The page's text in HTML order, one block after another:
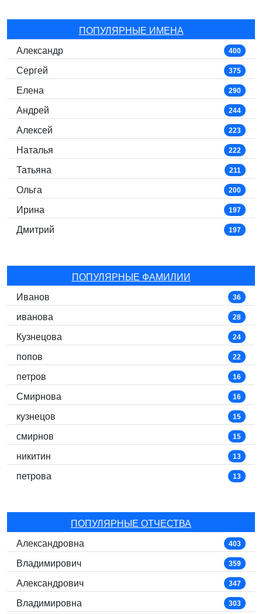
ПОПУЛЯРНЫЕ ИМЕНА
Александр
400
Сергей 375
Елена 290
Андрей 244
Алексей 223
Наталья 222
Татьяна 211
Ольга 200
Ирина 197
Дмитрий 197
ПОПУЛЯРНЫЕ ФАМИЛИИ
Иванов
36
иванова 28
Кузнецова 24
попов 22
петров 16
Смирнова 16
кузнецов 15
смирнов 15
никитин 13
петрова 13
ПОПУЛЯРНЫЕ ОТЧЕСТВА
Александровна
403
Владимирович 359
Александрович 347
Владимировна 303